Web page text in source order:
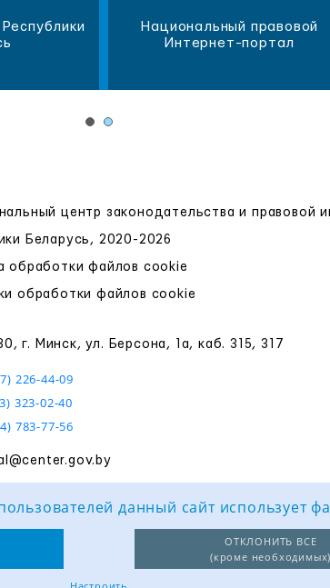
Национальный правовой
Интернет-портал
центр законодательства и правовой
Беларусь, 2020-2026
обработки файлов cookie
обработки файлов cookie
г. Минск, ул. Берсона, 1а, каб. 315, 317
226-44-09
323-02-40
783-77-56
данный сайт использует
ОТКЛОНИТЬ ВСЕ
(кроме необходимых)